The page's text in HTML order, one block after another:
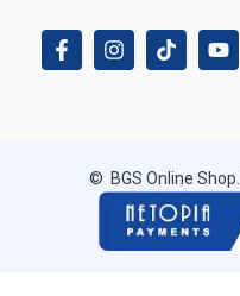
© BGS Online